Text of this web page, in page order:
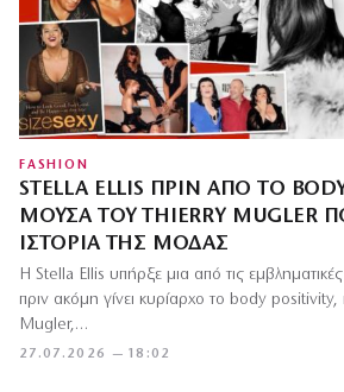
FASHION
STELLA ELLIS ΠΡΙΝ ΑΠΌ ΤΟ
ΜΟΎΣΑ ΤΟΥ THIERRY MUGLER
ΙΣΤΟΡΊΑ ΤΗΣ ΜΌΔΑΣ
27.07.2026 — 18:02
Η Stella Ellis υπήρξε μια από τις
πριν ακόμη γίνει κυρίαρχο το body
Mugler,…